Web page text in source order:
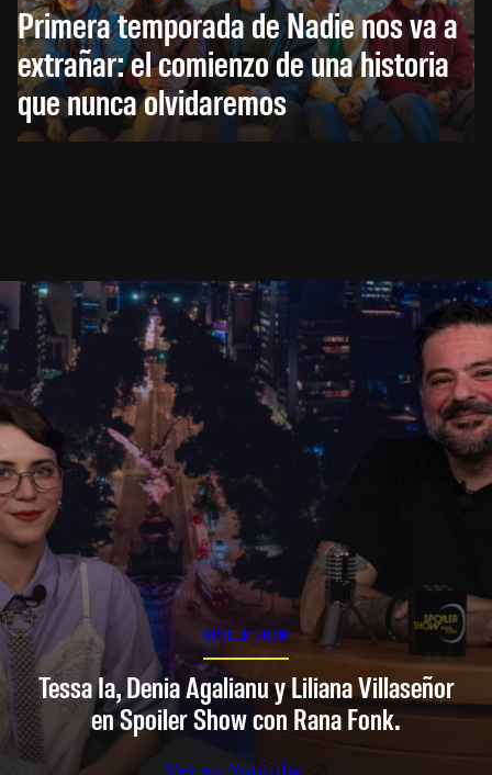
Primera temporada de Nadie nos va a
extrañar: el comienzo de una historia
que nunca olvidaremos
SPOILER SHOW
Tessa Ia, Denia Agalianu y Liliana Villaseñor
en Spoiler Show con Rana Fonk.